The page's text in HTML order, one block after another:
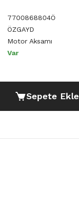
7700868804Ö
ÖZGAYD
Motor Aksamı
Var
Sepete Ekle